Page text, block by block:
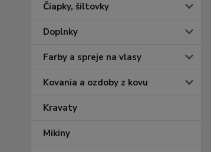
Čiapky, šiltovky
Doplnky
Farby a spreje na vlasy
Kovania a ozdoby z kovu
Kravaty
Mikiny